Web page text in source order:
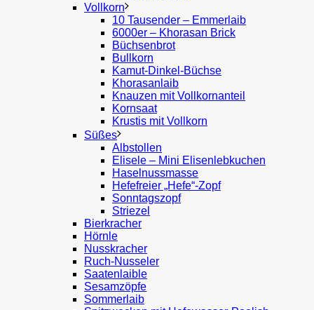
Vollkorn
10 Tausender – Emmerlaib
6000er – Khorasan Brick
Büchsenbrot
Bullkorn
Kamut-Dinkel-Büchse
Khorasanlaib
Knauzen mit Vollkornanteil
Kornsaat
Krustis mit Vollkorn
Süßes
Albstollen
Elisele – Mini Elisenlebkuchen
Haselnussmasse
Hefefreier „Hefe“-Zopf
Sonntagszopf
Striezel
Bierkracher
Hörnle
Nusskracher
Ruch-Nusseler
Saatenlaible
Sesamzöpfe
Sommerlaib